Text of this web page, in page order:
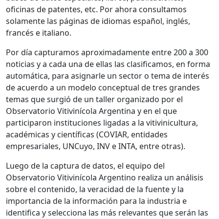
oficinas de patentes, etc. Por ahora consultamos
solamente las páginas de idiomas español, inglés,
francés e italiano.
Por día capturamos aproximadamente entre 200 a 300
noticias y a cada una de ellas las clasificamos, en forma
automática, para asignarle un sector o tema de interés
de acuerdo a un modelo conceptual de tres grandes
temas que surgió de un taller organizado por el
Observatorio Vitivinícola Argentina y en el que
participaron instituciones ligadas a la vitivinicultura,
académicas y científicas (COVIAR, entidades
empresariales, UNCuyo, INV e INTA, entre otras).
Luego de la captura de datos, el equipo del
Observatorio Vitivinícola Argentino realiza un análisis
sobre el contenido, la veracidad de la fuente y la
importancia de la información para la industria e
identifica y selecciona las más relevantes que serán las